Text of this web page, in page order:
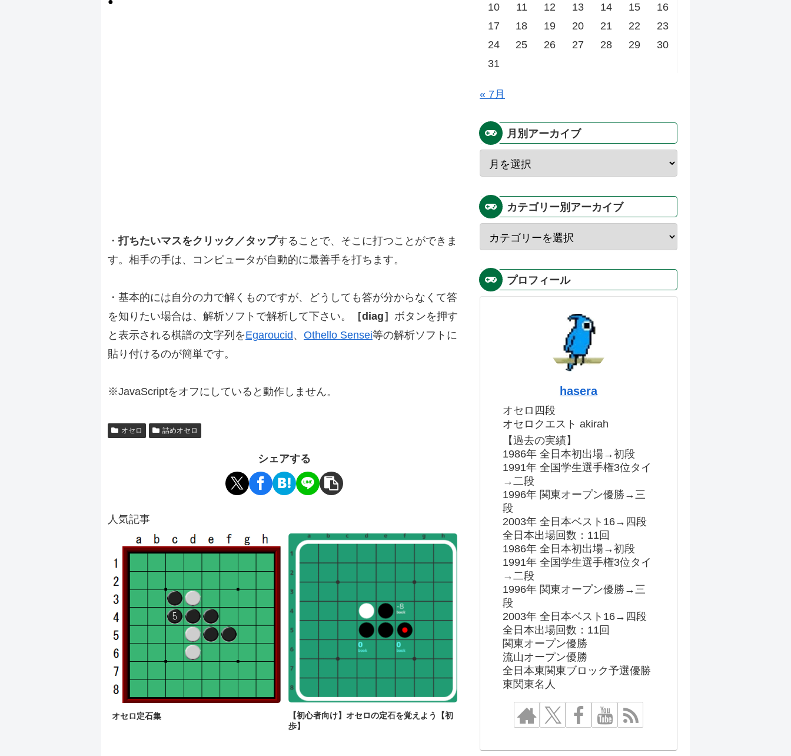
・打ちたいマスをクリック／タップすることで、そこに打つことができま
す。相手の手は、コンピュータが自動的に最善手を打ちます。
・基本的には自分の力で解くものですが、どうしても答が分からなくて答
を知りたい場合は、解析ソフトで解析して下さい。
［diag］ ボタンを押す
と表示される棋譜の文字列をEgaroucid、 Othello Sensei等の解析ソフトに
貼り付けるのが簡単です。
※JavaScriptをオフにしていると動作しません。
オセロ 詰めオセロ
シェアする
人気記事
オセロ定石集
【初心者向け】オセロの定石を覚えよう【初
歩】
10
11 12 13 14 15
16
17
18 19 20 21 22
23
24
25 26 27 28 29
30
31
« 7月
月別アーカイブ
カテゴリー別アーカイブ
プロフィール
hasera
オセロ四段
オセロクエスト akirah
【過去の実績】
1986年 全日本初出場→初段
1991年 全国学生選手権3位タイ
→二段
1996年 関東オープン優勝→三
段
2003年 全日本ベスト16→四段
全日本出場回数：11回
1986年 全日本初出場→初段
1991年 全国学生選手権3位タイ
→二段
1996年 関東オープン優勝→三
段
2003年 全日本ベスト16→四段
全日本出場回数：11回
関東オープン優勝
流山オープン優勝
全日本東関東ブロック予選優勝
東関東名人